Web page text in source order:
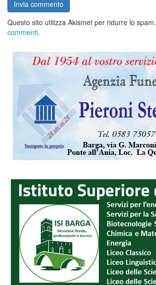
Questo sito utilizza Akismet per ridurre lo spam.
commenti.